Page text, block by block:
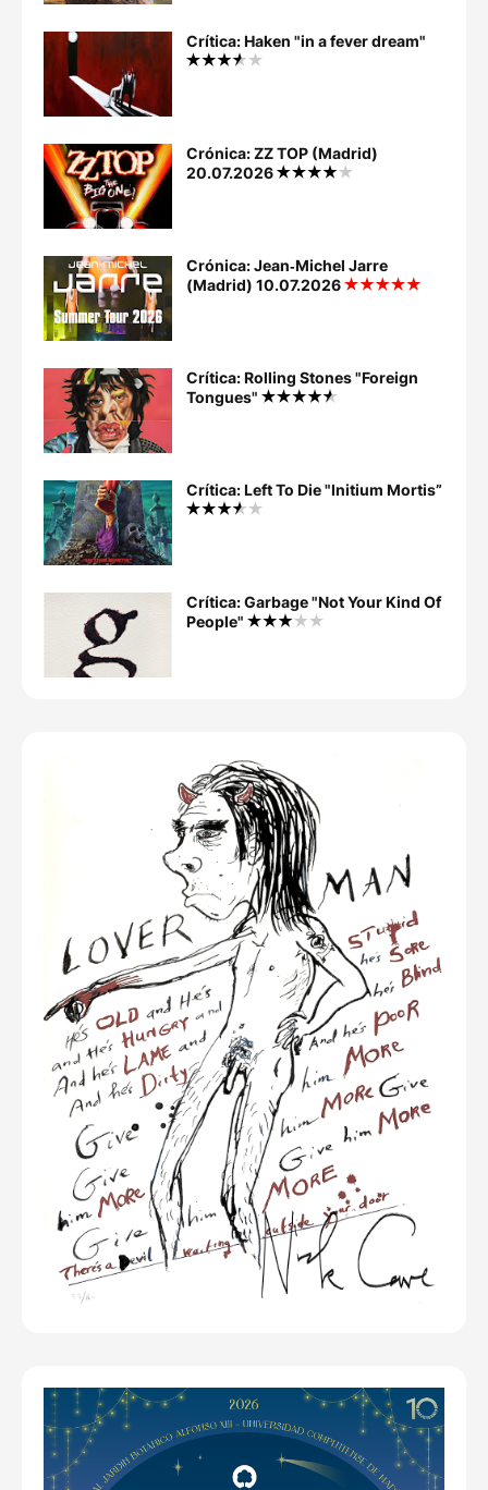
Crítica: Haken "in a fever dream"
Crónica: ZZ TOP (Madrid)
20.07.2026
Crónica: Jean‐Michel Jarre
(Madrid) 10.07.2026
Crítica: Rolling Stones "Foreign
Tongues"
Crítica: Left To Die "Initium Mortis”
Crítica: Garbage "Not Your Kind Of
People"